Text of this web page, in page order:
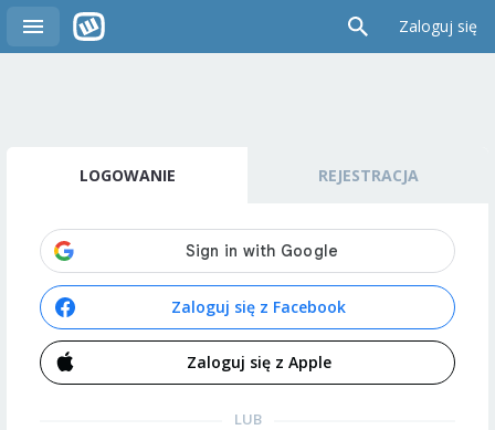
Zaloguj się
LOGOWANIE REJESTRACJA
Zaloguj się z Facebook
Zaloguj się z Apple
LUB